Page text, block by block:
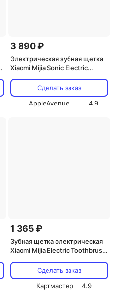
3 890 ₽
Электрическая зубная щетка
Xiaomi Mijia Sonic Electric
Сделать заказ
AppleAvenue
4.9
1 365 ₽
Зубная щетка электрическая
Xiaomi Mijia Electric Toothbrush
Сделать заказ
Картмастер
4.9